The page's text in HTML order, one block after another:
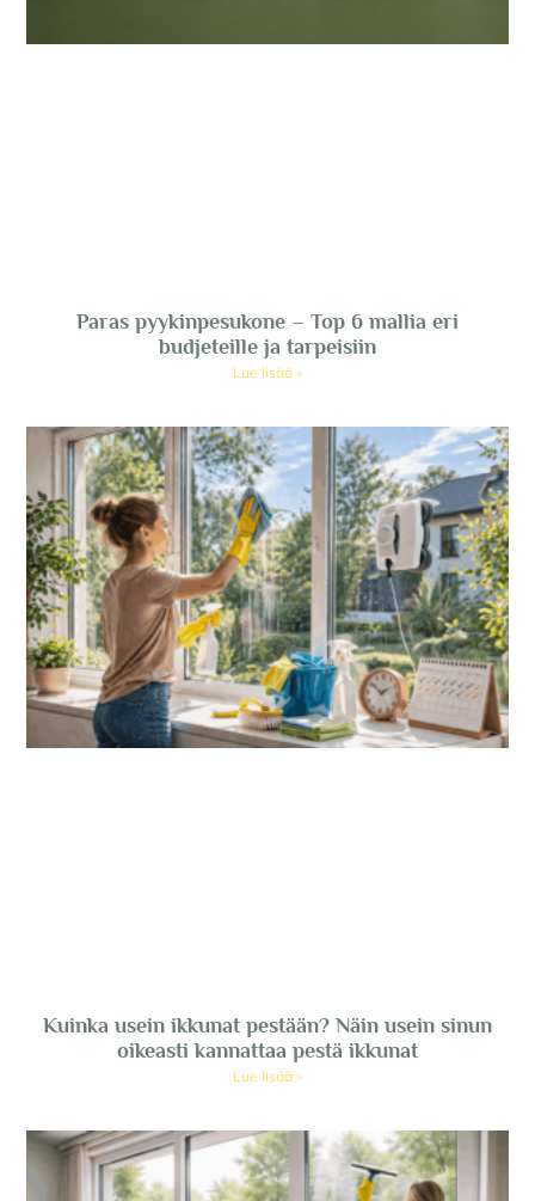
Paras pyykinpesukone – Top 6 mallia eri
budjeteille ja tarpeisiin
Lue lisää »
Kuinka usein ikkunat pestään? Näin usein sinun
oikeasti kannattaa pestä ikkunat
Lue lisää »